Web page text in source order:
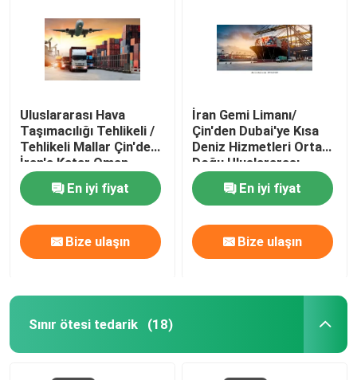
Uluslararası Hava
Taşımacılığı Tehlikeli /
Tehlikeli Mallar Çin'den
İran'a Katar Oman
Ortadoğu Rusya Dünya
çapındaEn iyi fiyat
Bize ulaşın
İran Gemi Limanı/
Çin'den Dubai'ye Kısa
Deniz Hizmetleri Orta
Doğu Uluslararası
Kargo Deniz/Hava
Kargo Denizciliği
En iyi fiyat
Bize ulaşın
Sınır ötesi tedarik (18)